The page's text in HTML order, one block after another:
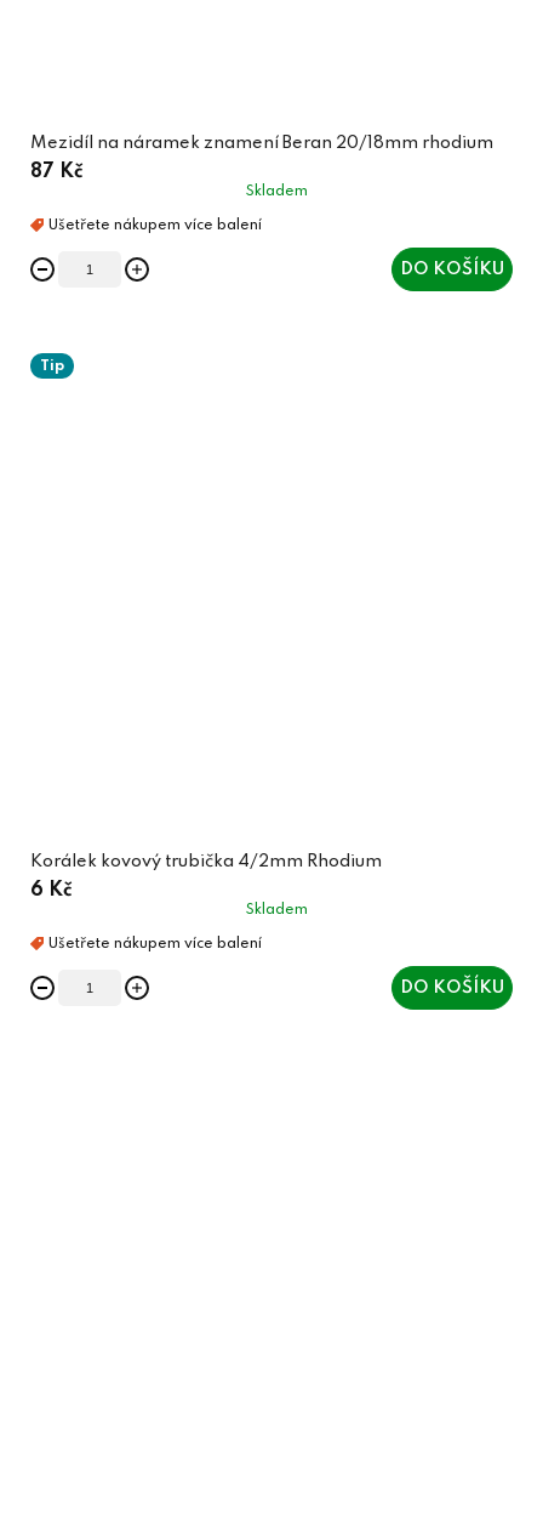
Mezidíl na náramek znamení Beran 20/18mm rhodium
87 Kč
Skladem
DO KOŠÍKU
Tip
Korálek kovový trubička 4/2mm Rhodium
6 Kč
Skladem
DO KOŠÍKU